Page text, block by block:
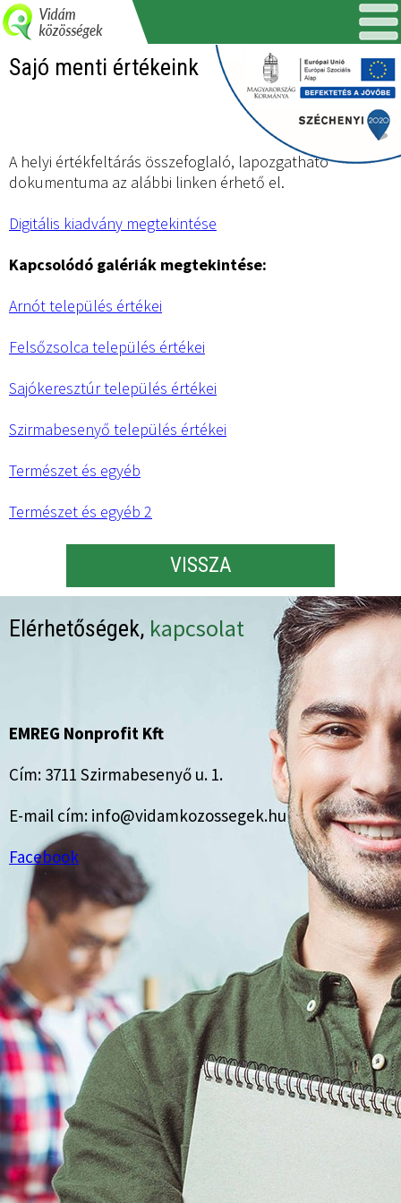
Sajó menti értékeink
A helyi értékfeltárás összefoglaló, lapozgatható
dokumentuma az alábbi linken érhető el.
Digitális kiadvány megtekintése
Kapcsolódó galériák megtekintése:
Arnót település értékei
Felsőzsolca település értékei
Sajókeresztúr település értékei
Szirmabesenyő település értékei
Természet és egyéb
Természet és egyéb 2
VISSZA
Elérhetőségek, kapcsolat
EMREG Nonprofit Kft
Cím: 3711 Szirmabesenyő u. 1.
E-mail cím: info@vidamkozossegek.hu
Facebook